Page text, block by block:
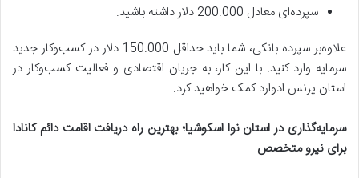
سپرده‌ای معادل 200.000 دلار داشته باشید.
علاوه‌بر سپرده بانکی، شما باید حداقل 150.000 دلار در کسب‌وکار جدید
سرمایه وارد کنید. با این کار، به جریان اقتصادی و فعالیت کسب‌و‌کار در
استان پرنس ادوارد کمک خواهید کرد.
سرمایه‌گذاری در استان نوا اسکوشیا؛ بهترین راه دریافت اقامت دائم کانادا
برای نیرو متخصص